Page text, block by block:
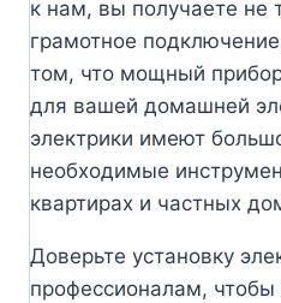
к нам, вы получаете не
грамотное
том, что мощный
для вашей домашней
электрики имеют
необходимые
квартирах и частных
Доверьте установку
профессионалам,